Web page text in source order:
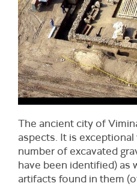
The ancient city of
aspects. It is
number of excavated
have been identified) as
artifacts found in them